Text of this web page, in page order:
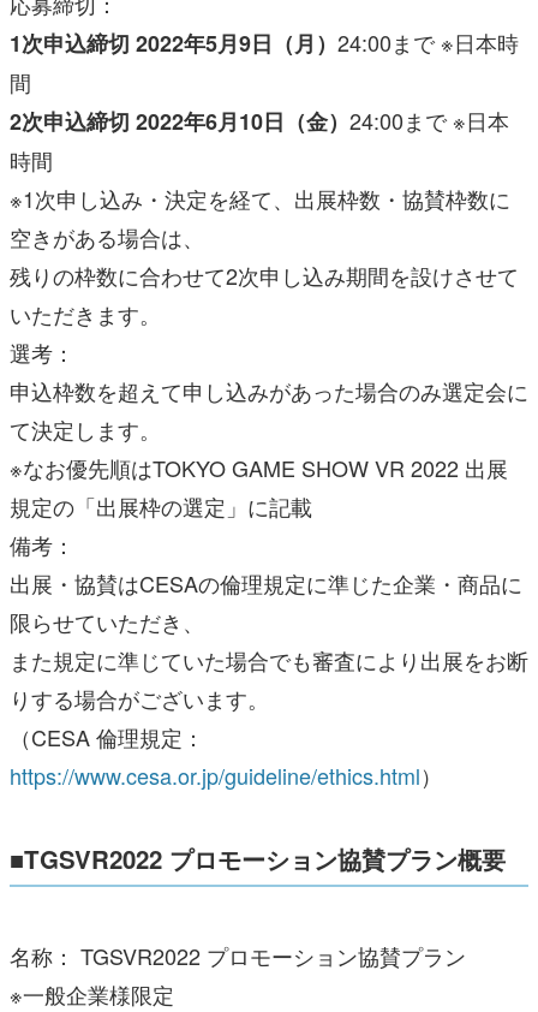
1次申込締切 2022年5月9日（月） 24:00まで ※日本時
間
2次申込締切 2022年6月10日（金） 24:00まで ※日本
時間
※1次申し込み・決定を経て、出展枠数・協賛枠数に
空きがある場合は、
残りの枠数に合わせて2次申し込み期間を設けさせて
いただきます。
選考：
申込枠数を超えて申し込みがあった場合のみ選定会に
て決定します。
※なお優先順はTOKYO GAME SHOW VR 2022 出展
規定の「出展枠の選定」に記載
備考：
出展・協賛はCESAの倫理規定に準じた企業・商品に
限らせていただき、
また規定に準じていた場合でも審査により出展をお断
りする場合がございます。
（CESA 倫理規定：
https://www.cesa.or.jp/guideline/ethics.html）
■TGSVR2022 プロモーション協賛プラン概要
名称： TGSVR2022 プロモーション協賛プラン
※一般企業様限定